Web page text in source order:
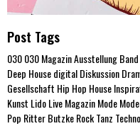
Post Tags
030030 MagazinAusstellungBand
Deep HousedigitalDiskussion
Gesellschaft Hip Hop House
Kunst LidoLiveMagazinMode
Pop Ritter ButzkeRockTanz Techno